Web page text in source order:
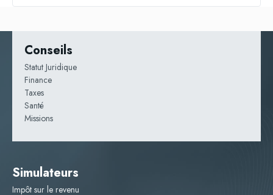
Conseils
Statut Juridique
Finance
Taxes
Santé
Missions
Simulateurs
Impôt sur le revenu